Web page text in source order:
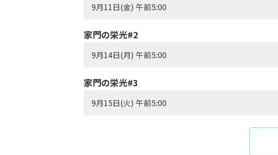
9月11日(金) 午前5:00
家門の栄光#2
9月14日(月) 午前5:00
家門の栄光#3
9月15日(火) 午前5:00